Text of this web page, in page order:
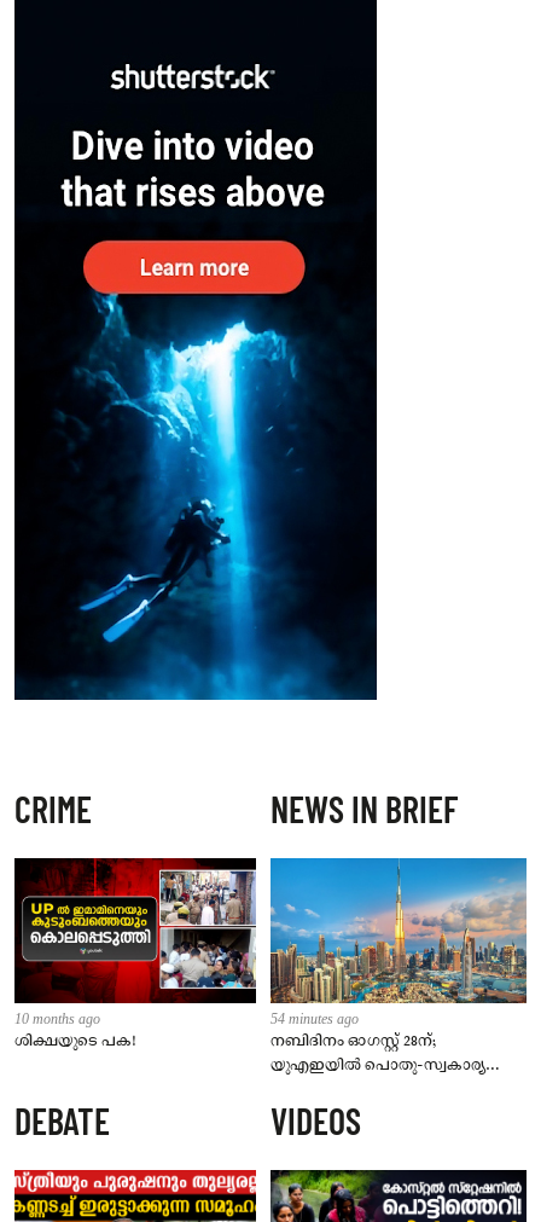
CRIME
10 months ago
ശിക്ഷയുടെ പക!
NEWS IN BRIEF
54 minutes ago
നബിദിനം ഓഗസ്റ്റ് 28ന്;
യുഎഇയിൽ പൊതു-സ്വകാര്യ
അവധി പ്രഖ്യാപിച്ചു
DEBATE VIDEOS